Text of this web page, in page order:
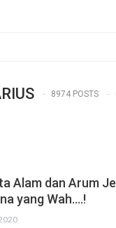
8974 POSTS
Alam dan Arum
yang Wah….!